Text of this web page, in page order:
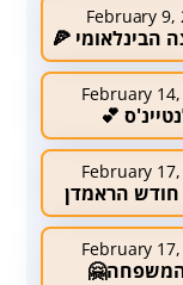
February 9,
הבינלאומי 🍕
February
💕
February
הראמדן
February
המשפחה🤗